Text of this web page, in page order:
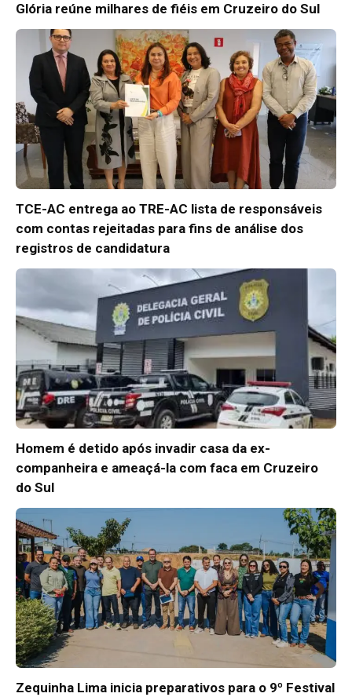
Glória reúne milhares de fiéis em Cruzeiro do Sul
TCE-AC entrega ao TRE-AC lista de responsáveis
com contas rejeitadas para fins de análise dos
registros de candidatura
Homem é detido após invadir casa da ex-
companheira e ameaçá-la com faca em Cruzeiro
do Sul
Zequinha Lima inicia preparativos para o 9º Festival